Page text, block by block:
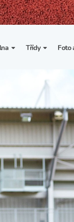
Vnitřní řád školní jídelny
Třídy
Třída II. A
Třída III. A
Třída IV. A
Třída V. A
Třída VI. A
Třída VII. A
Třída VIII. A
Foto